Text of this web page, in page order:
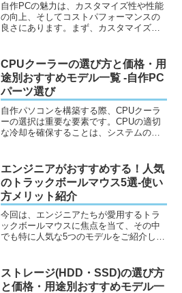
自作PCの魅力は、カスタマイズ性や性能
の向上、そしてコストパフォーマンスの
良さにあります。まず、カスタマイズ性
することができます。例えば、CPUやグ
ラフィックスカード...
CPUクーラーの選び方と価格・用
途別おすすめモデル一覧 -自作PC
パーツ選び
自作パソコンを構築する際、CPUクーラ
ーの選択は重要な要素です。CPUの適切
な冷却を確保することは、システムの安
び方から高いCPUクーラーと安いCPUク
ーラーの性能の...
エンジニアがおすすめする！人気
のトラックボールマウス5選-使い
方メリット紹介
今回は、エンジニアたちが愛用するトラ
ックボールマウスに焦点を当て、その中
でも特に人気な5つのモデルをご紹介しま
供し、効率的な作業環境を構築する手助
けとなります。この記事...
ストレージ(HDD・SSD)の選び方
と価格・用途別おすすめモデル一